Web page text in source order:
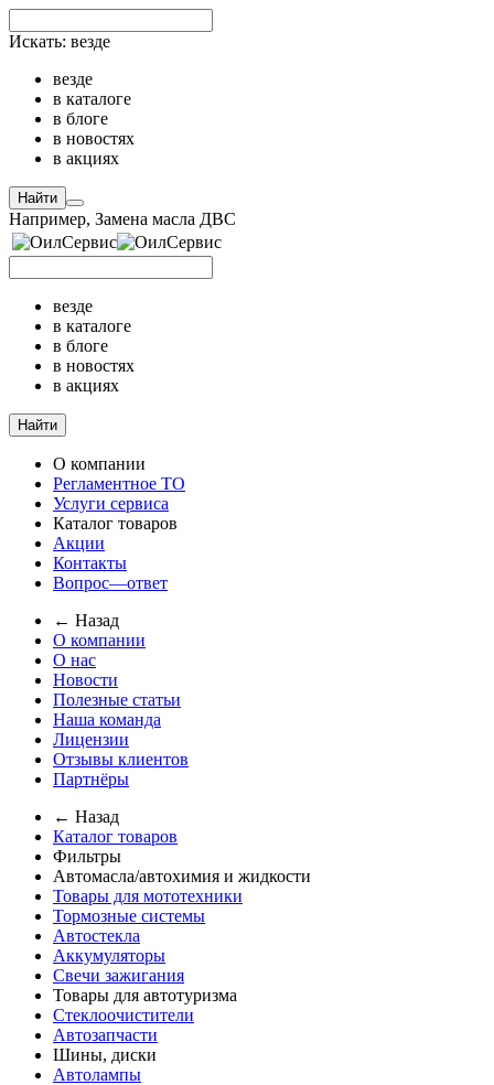
Искать: везде
везде
в каталоге
в блоге
в новостях
в акциях
Найти
Например, Замена масла ДВС
везде
в каталоге
в блоге
в новостях
в акциях
Найти
О компании
Регламентное ТО
Услуги сервиса
Каталог товаров
Акции
Контакты
Вопрос—ответ
← Назад
О компании
О нас
Новости
Полезные статьи
Наша команда
Лицензии
Отзывы клиентов
Партнёры
← Назад
Каталог товаров
Фильтры
Автомасла/автохимия и жидкости
Товары для мототехники
Тормозные системы
Автостекла
Аккумуляторы
Свечи зажигания
Товары для автотуризма
Стеклоочистители
Автозапчасти
Шины, диски
Автолампы